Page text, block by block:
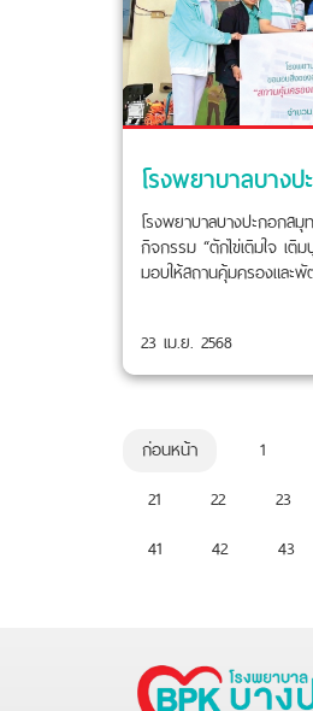
โรงพยาบาลบางปะกอกส
กิจกรรม “ตักไข่เติมใจ เ
มอบให้สถานคุ้มครองและ
23 เม.ย. 2568
ก่อนหน้า 1
21
22 23
41
42 43